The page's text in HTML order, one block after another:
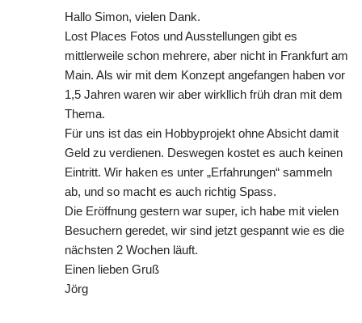
Hallo Simon, vielen Dank.
Lost Places Fotos und Ausstellungen gibt es
mittlerweile schon mehrere, aber nicht in Frankfurt am
Main. Als wir mit dem Konzept angefangen haben vor
1,5 Jahren waren wir aber wirkllich früh dran mit dem
Thema.
Für uns ist das ein Hobbyprojekt ohne Absicht damit
Geld zu verdienen. Deswegen kostet es auch keinen
Eintritt. Wir haken es unter „Erfahrungen“ sammeln
ab, und so macht es auch richtig Spass.
Die Eröffnung gestern war super, ich habe mit vielen
Besuchern geredet, wir sind jetzt gespannt wie es die
nächsten 2 Wochen läuft.
Einen lieben Gruß
Jörg